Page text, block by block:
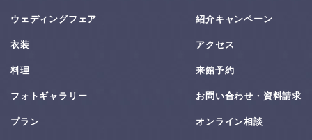
ウェディングフェア
衣装
料理
フォトギャラリー
プラン
紹介キャンペーン
アクセス
来館予約
お問い合わせ・資料請求
オンライン相談